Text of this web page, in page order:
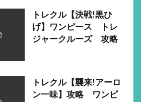
トレクル【決戦!黒ひ
げ】ワンピース トレ
ジャークルーズ 攻略
トレクル【襲来!アーロ
ン一味】攻略 ワンピ